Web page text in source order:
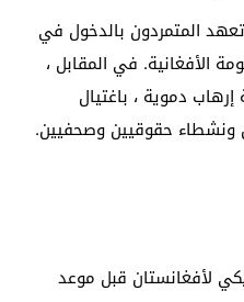
المتمردون بالدخول في
الأفغانية. في المقابل ،
دموية ، باغتيال
ونشطاء حقوقيين وصحفيين.
لأفغانستان قبل موعد